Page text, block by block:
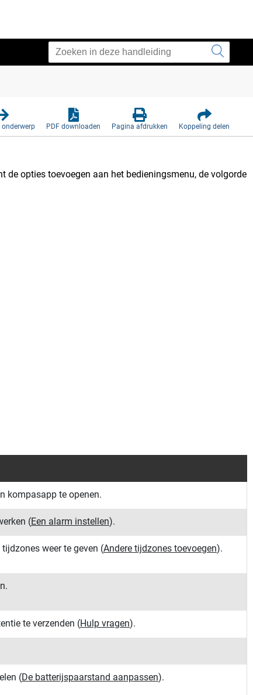
onderwerp PDF downloaden Pagina afdrukken Koppeling delen
opties toevoegen aan het bedieningsmenu, de volgorde
kompasapp te openen.
(Een alarm instellen).
weer te geven (Andere tijdzones toevoegen).
te verzenden (Hulp vragen).
(De batterijspaarstand aanpassen).